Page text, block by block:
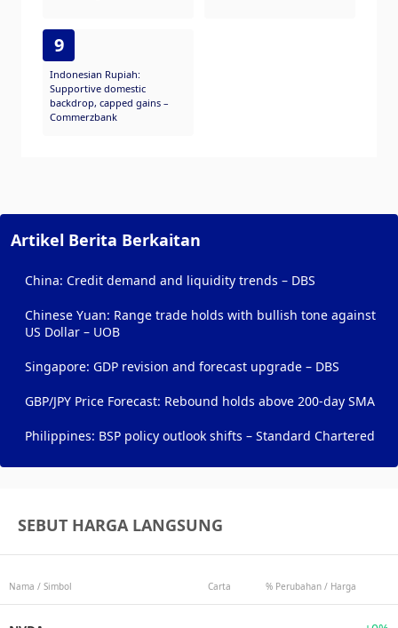
9
Indonesian Rupiah:
Supportive domestic
backdrop, capped gains –
Commerzbank
Artikel Berita Berkaitan
China: Credit demand and liquidity trends – DBS
Chinese Yuan: Range trade holds with bullish tone against
US Dollar – UOB
Singapore: GDP revision and forecast upgrade – DBS
GBP/JPY Price Forecast: Rebound holds above 200-day SMA
Philippines: BSP policy outlook shifts – Standard Chartered
SEBUT HARGA LANGSUNG
Nama / Simbol Carta % Perubahan / Harga